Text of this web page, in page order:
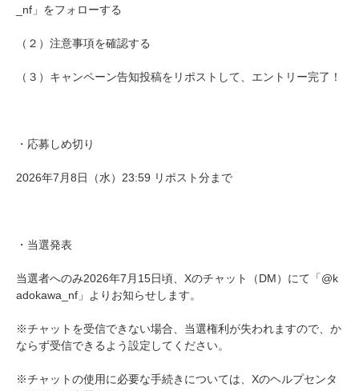
_nf」をフォローする
（２）注意事項を確認する
（３）キャンペーン告知投稿をリポストして、エントリー完了！
・応募しめ切り
2026年7月8日（水）23:59 リポスト分まで
・当選発表
当選者へのみ2026年7月15日頃、Xのチャット（DM）にて「@k
adokawa_nf」よりお知らせします。
※チャットを受信できない場合、当選権利が失われますので、か
ならず受信できるよう設定してください。
※チャットの使用に必要な手続きについては、Xのヘルプセンタ